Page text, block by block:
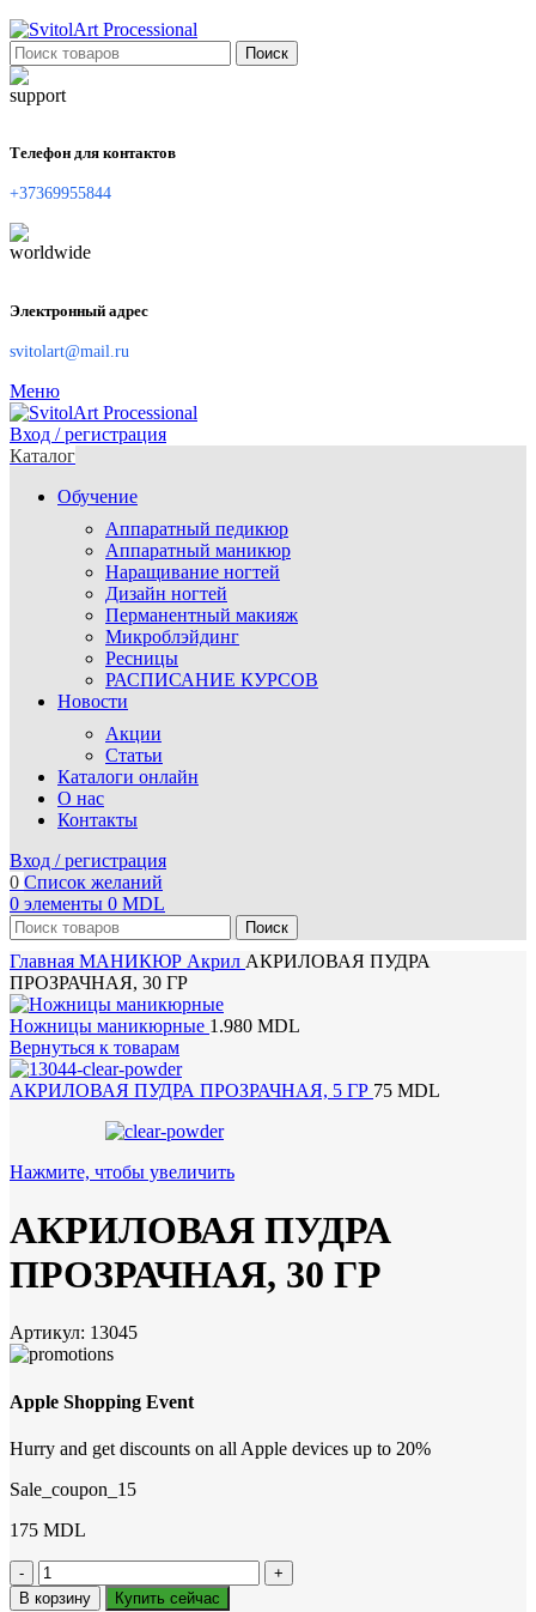
Поиск
Телефон для контактов
+37369955844
Электронный адрес
svitolart@mail.ru
Меню
Вход / регистрация
Каталог
Обучение
Аппаратный педикюр
Аппаратный маникюр
Наращивание ногтей
Дизайн ногтей
Перманентный макияж
Микроблэйдинг
Ресницы
РАСПИСАНИЕ КУРСОВ
Новости
Акции
Статьи
Каталоги онлайн
О нас
Контакты
Вход / регистрация
0 Список желаний
0 элементы 0 MDL
Поиск
Главная МАНИКЮР Акрил АКРИЛОВАЯ ПУДРА
ПРОЗРАЧНАЯ, 30 ГР
Ножницы маникюрные 1.980 MDL
Вернуться к товарам
АКРИЛОВАЯ ПУДРА ПРОЗРАЧНАЯ, 5 ГР 75 MDL
Нажмите, чтобы увеличить
АКРИЛОВАЯ ПУДРА
ПРОЗРАЧНАЯ, 30 ГР
Артикул: 13045
Apple Shopping Event
Hurry and get discounts on all Apple devices up to 20%
Sale_coupon_15
175 MDL
Количество
товара
В корзину Купить сейчас